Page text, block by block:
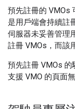
預先註冊的 VMOs
是用戶端會持續註
伺服器未妥善管理
註冊 VMOs，而該
預先註冊 VMOs
支援 VMO 的頁面